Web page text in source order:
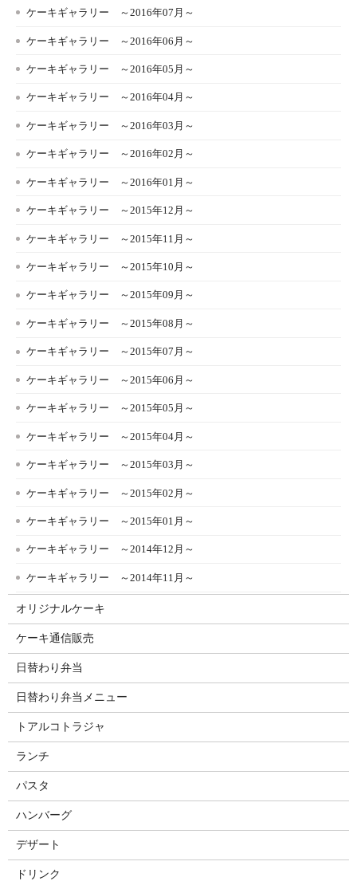
ケーキギャラリー ～2016年07月～
ケーキギャラリー ～2016年06月～
ケーキギャラリー ～2016年05月～
ケーキギャラリー ～2016年04月～
ケーキギャラリー ～2016年03月～
ケーキギャラリー ～2016年02月～
ケーキギャラリー ～2016年01月～
ケーキギャラリー ～2015年12月～
ケーキギャラリー ～2015年11月～
ケーキギャラリー ～2015年10月～
ケーキギャラリー ～2015年09月～
ケーキギャラリー ～2015年08月～
ケーキギャラリー ～2015年07月～
ケーキギャラリー ～2015年06月～
ケーキギャラリー ～2015年05月～
ケーキギャラリー ～2015年04月～
ケーキギャラリー ～2015年03月～
ケーキギャラリー ～2015年02月～
ケーキギャラリー ～2015年01月～
ケーキギャラリー ～2014年12月～
ケーキギャラリー ～2014年11月～
オリジナルケーキ
ケーキ通信販売
日替わり弁当
日替わり弁当メニュー
トアルコトラジャ
ランチ
パスタ
ハンバーグ
デザート
ドリンク